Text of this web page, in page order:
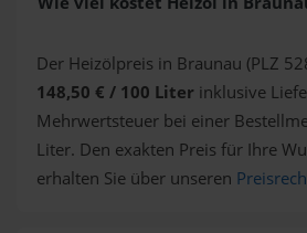
Der Heizölpreis in Braunau (PLZ
148,50 € / 100 Liter inklusive
Mehrwertsteuer bei einer
Liter. Den exakten Preis für Ihre
erhalten Sie über unseren